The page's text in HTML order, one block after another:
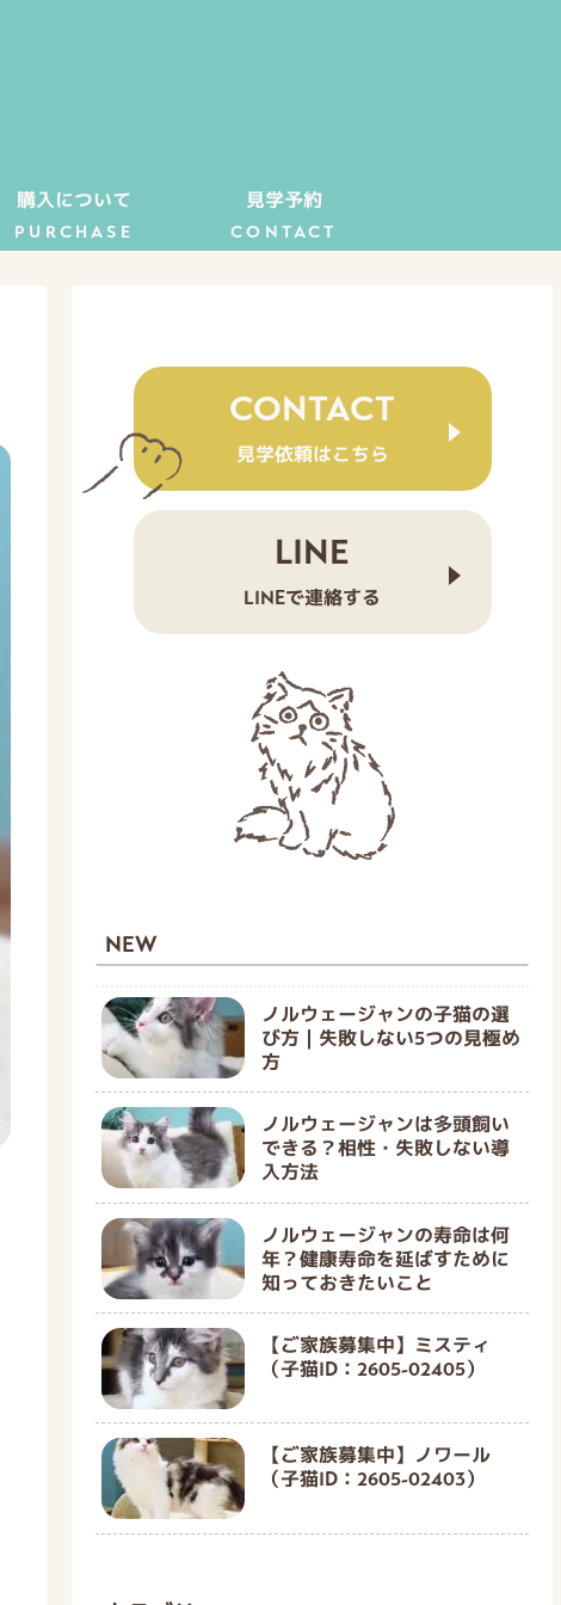
購入について
PURCHASE
見学予約
CONTACT
CONTACT
見学依頼はこちら
LINE
LINEで連絡する
NEW
ノルウェージャンの子猫の選
び方｜失敗しない5つの見極め
方
ノルウェージャンは多頭飼い
できる？相性・失敗しない導
入方法
ノルウェージャンの寿命は何
年？健康寿命を延ばすために
知っておきたいこと
【ご家族募集中】ミスティ
（子猫ID：2605-02405）
【ご家族募集中】ノワール
（子猫ID：2605-02403）